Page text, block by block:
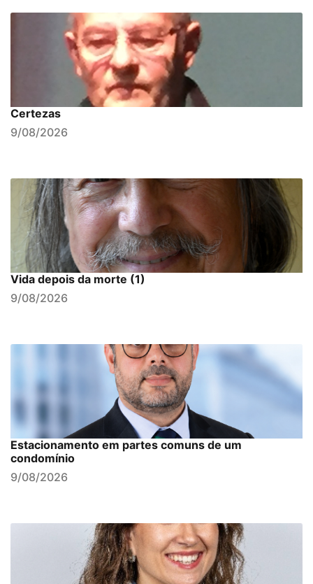
Certezas
9/08/2026
Vida depois da morte (1)
9/08/2026
Estacionamento em partes comuns de um
condomínio
9/08/2026